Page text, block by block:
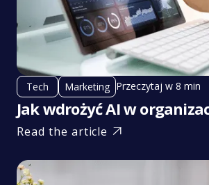
Tech Marketing Przeczytaj w 8 min
Jak wdrożyć AI w
Read the article 